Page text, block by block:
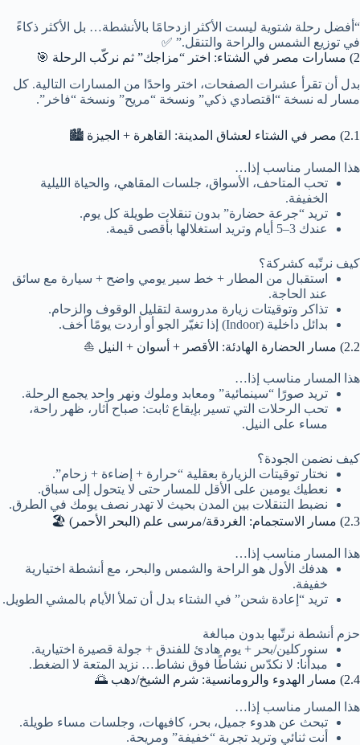
“أفضل رحلة شتوية ليست الأكثر ازدحامًا بالأنشطة… بل الأكثر ذكاءً
في توزيع الشمس والراحة والتنقل.” ✅
2) مسارات مصر في الشتاء: اختر “مزاجك” ثم نركّب الرحلة 🎯
بدل أن تقرأ عشرات الصفحات، اختر واحدًا من المسارات التالية. كل
مسار له نسخة “اقتصادي ذكي” ونسخة “مريح” ونسخة “فاخر”.
2.1) مصر في الشتاء لعشاق المدينة: القاهرة + الجيزة 🏙️
هذا المسار مناسب إذا…
تحب المتاحف، الأسواق، جلسات المقاهي، والحياة الليلية
الخفيفة.
تريد “جرعة حضارة” بدون تنقلات طويلة كل يوم.
عندك 3–5 أيام وتريد استغلالها بأقصى قيمة.
كيف نرتّبه كشركة؟
استقبال من المطار + خط سير يومي واضح + سيارة مع سائق
عند الحاجة.
تذاكر وتوقيتات زيارة مدروسة لتقليل الوقوف والزحام.
بدائل داخلية (Indoor) إذا تغيّر الجو أو أردت يومًا أخف.
2.2) مسار الحضارة الهادئة: الأقصر + أسوان + النيل ⛵
هذا المسار مناسب إذا…
تريد صورًا “سينمائية” ومعابد وملوك ونهر واحد يجمع الرحلة.
تحب الرحلات التي تسير بإيقاع ثابت: صباح آثار، ظهر راحة،
مساء على النيل.
كيف نضمن الجودة؟
نختار توقيتات الزيارة بعقلية “حرارة + إضاءة + زحام”.
نعطيك يومين على الأقل للمسار حتى لا يتحول إلى سباق.
نضبط التنقلات بين المدن بحيث لا تهدر نصف يومك في الطرق.
2.3) مسار الاستجمام: الغردقة/مرسى علم (البحر الأحمر) 🏖️
هذا المسار مناسب إذا…
هدفك الأول هو الراحة والشمس والبحر، مع أنشطة اختيارية
خفيفة.
تريد “إعادة شحن” في الشتاء بدل أن تملأ الأيام بالمشي الطويل.
حزم أنشطة نرتّبها بدون مبالغة
سنوركلين/بحر + يوم هادئ للفندق + جولة قصيرة اختيارية.
مبدأنا: لا نكدّس نشاطًا فوق نشاط… نزيد المتعة لا الضغط.
2.4) مسار الهدوء والرومانسية: شرم الشيخ/دهب 🌅
هذا المسار مناسب إذا…
تبحث عن هدوء جميل، بحر، كافيهات، وجلسات مساء طويلة.
أنت ثنائي وتريد تجربة “خفيفة” ومريحة.